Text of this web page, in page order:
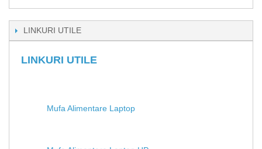
LINKURI UTILE
LINKURI UTILE
Mufa Alimentare Laptop